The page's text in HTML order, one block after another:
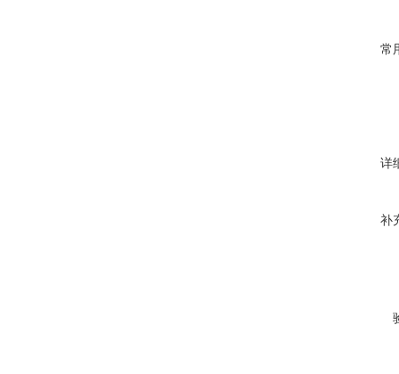
常
详
补